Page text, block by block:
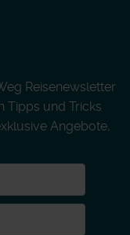
Reisenewsletter
Tipps und Tricks
Angebote,